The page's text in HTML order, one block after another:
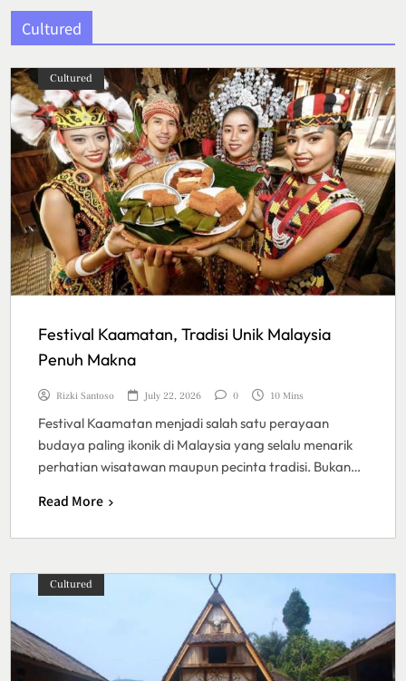
Cultured
Cultured
Festival Kaamatan, Tradisi Unik Malaysia
Penuh Makna
Rizki Santoso July 22, 2026 0 10 Mins
Festival Kaamatan menjadi salah satu perayaan
budaya paling ikonik di Malaysia yang selalu menarik
perhatian wisatawan maupun pecinta tradisi. Bukan…
Read More
Cultured